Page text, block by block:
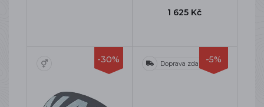
1 625 Kč
-30% -5%
Doprava zdarma